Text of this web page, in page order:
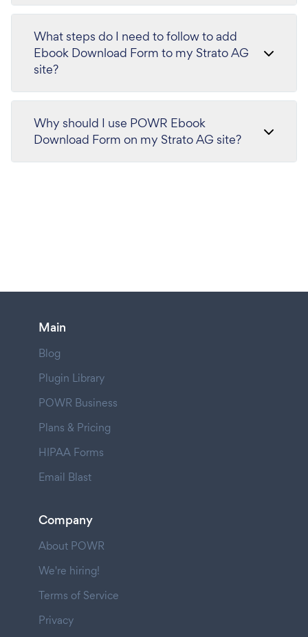
What steps do I need to follow to add
Ebook Download Form to my Strato AG
site?
Why should I use POWR Ebook
Download Form on my Strato AG site?
Main
Blog
Plugin Library
POWR Business
Plans & Pricing
HIPAA Forms
Email Blast
Company
About POWR
We're hiring!
Terms of Service
Privacy